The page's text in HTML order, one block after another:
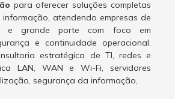
para oferecer soluções completas
atendendo empresas de
e grande porte com foco em
e continuidade operacional.
estratégica de TI, redes e
LAN, WAN e Wi-Fi, servidores
segurança da informação,